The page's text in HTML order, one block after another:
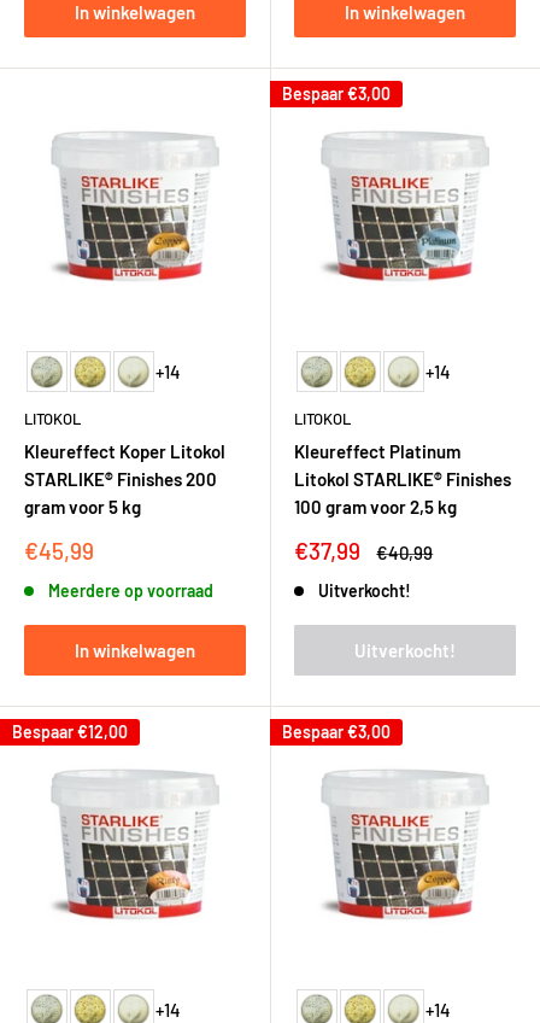
In winkelwagen In winkelwagen
+14
LITOKOL
Kleureffect Koper Litokol
STARLIKE® Finishes 200
gram voor 5 kg
Kortingsprijs
€45,99
Meerdere op voorraad
In winkelwagen
Bespaar€3,00
+14
LITOKOL
Kleureffect Platinum
Litokol STARLIKE® Finishes
100 gram voor 2,5 kg
Kortingsprijs
€37,99 Adviesprijs
€40,99
Uitverkocht!
Uitverkocht!
Bespaar€12,00
+14
Bespaar€3,00
+14